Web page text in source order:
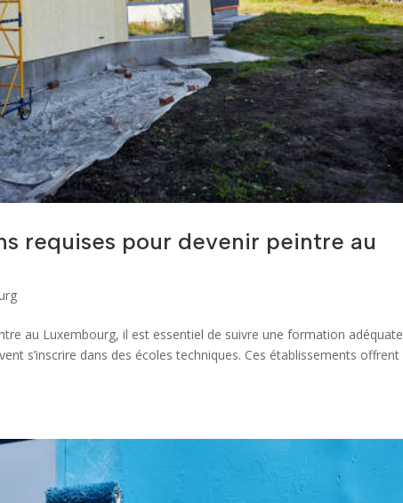
requises pour devenir peintre au
au Luxembourg, il est essentiel de suivre une formation
s’inscrire dans des écoles techniques. Ces établissements offrent